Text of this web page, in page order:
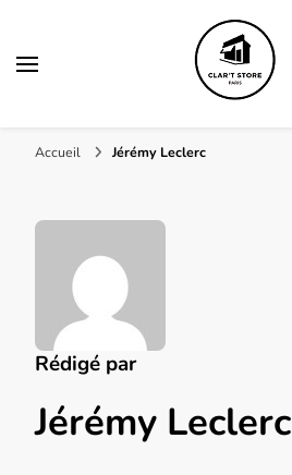
Accueil Jérémy Leclerc
Rédigé par
Jérémy Leclerc